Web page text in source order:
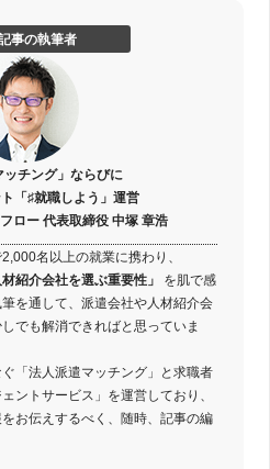
事の執筆者
ッチング」ならびに
「♯就職しよう」運営
ロー 代表取締役 中塚 章浩
名以上の就業に携わり、
紹介会社を選ぶ重要性」
を肌で感
を通して、派遣会社や人材紹介会
でも解消できればと思っていま
「法人派遣マッチング」と求職者
ントサービス」を運営しており、
お伝えするべく、随時、記事の編